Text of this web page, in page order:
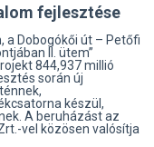
fejlesztése
a Dobogókői út – Petőfi
II. ütem”
844,937 millió
során új
készül,
A beruházást az
vel közösen valósítja